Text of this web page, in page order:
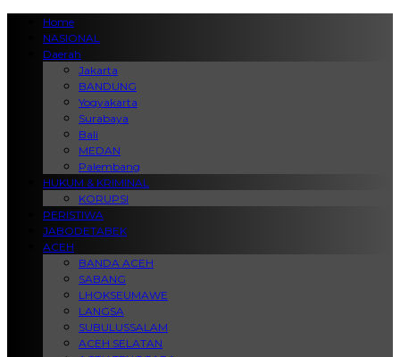
Home
NASIONAL
Daerah
Jakarta
BANDUNG
Yogyakarta
Surabaya
Bali
MEDAN
Palembang
HUKUM & KRIMINAL
KORUPSI
PERISTIWA
JABODETABEK
ACEH
BANDA ACEH
SABANG
LHOKSEUMAWE
LANGSA
SUBULUSSALAM
ACEH SELATAN